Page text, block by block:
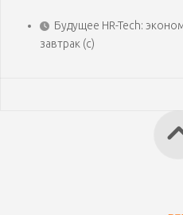
Будущее HR-Tech:
завтрак (с)